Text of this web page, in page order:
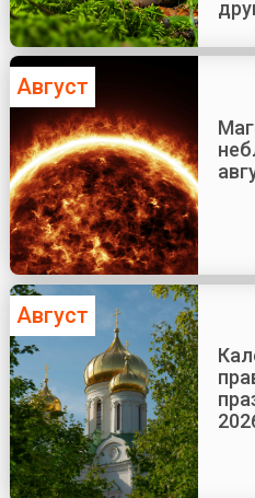
Август
Август